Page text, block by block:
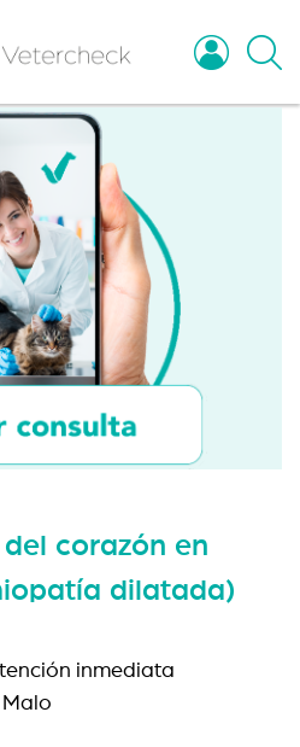
corazón en
dilatada)
inmediata